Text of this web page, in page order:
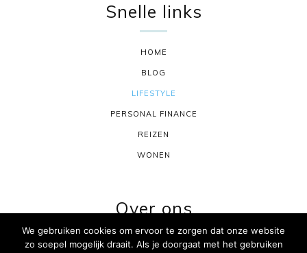
Snelle links
HOME
BLOG
LIFESTYLE
PERSONAL FINANCE
REIZEN
WONEN
Over ons
CONTACT
We gebruiken cookies om ervoor te zorgen dat onze website
zo soepel mogelijk draait. Als je doorgaat met het gebruiken